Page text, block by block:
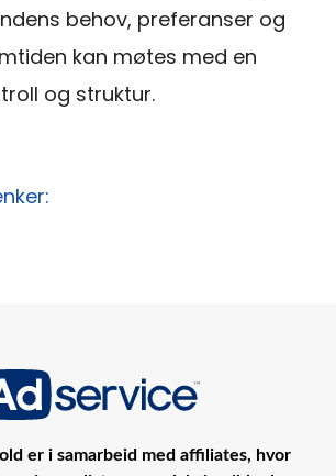
behov, preferanser og
kan møtes med en
og struktur.
er i samarbeid med affiliates, hvor